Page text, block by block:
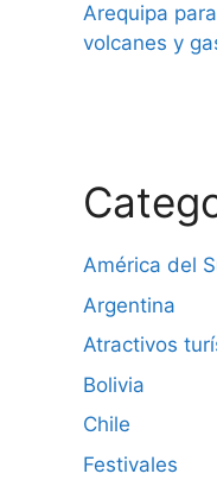
Arequipa
volcanes y
América del
Argentina
Atractivos
Bolivia
Chile
Festivales